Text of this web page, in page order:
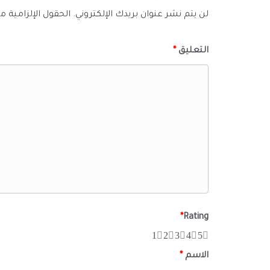
لن يتم نشر عنوان بريدك الإلكتروني. الحقول الإلزامية
التعليق *
Rating
*
5
4
3
2
1
الاسم *